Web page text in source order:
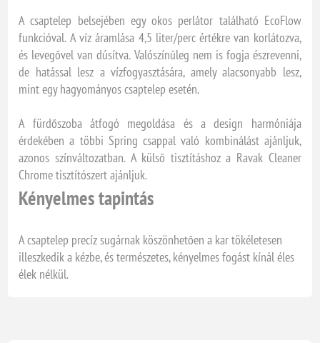
A csaptelep belsejében egy okos perlátor található EcoFlow
funkcióval. A víz áramlása 4,5 liter/perc értékre van korlátozva,
és levegővel van dúsítva. Valószínűleg nem is fogja észrevenni,
de hatással lesz a vízfogyasztására, amely alacsonyabb lesz,
mint egy hagyományos csaptelep esetén.
A fürdőszoba átfogó megoldása és a design harmóniája
érdekében a többi Spring csappal való kombinálást ajánljuk,
azonos színváltozatban. A külső tisztításhoz a Ravak Cleaner
Chrome tisztítószert ajánljuk.
Kényelmes tapintás
A csaptelep precíz sugárnak köszönhetően a kar tökéletesen
illeszkedik a kézbe, és természetes, kényelmes fogást kínál éles
élek nélkül.